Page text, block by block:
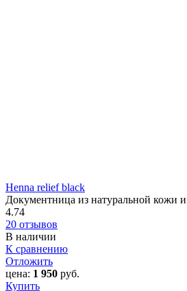
Henna relief black
Документница из натуральной кожи
4.74
20 отзывов
В наличии
К сравнению
Отложить
цена: 1 950 руб.
Купить